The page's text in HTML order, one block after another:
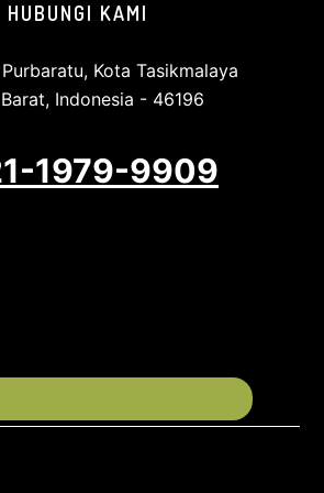
HUBUNGI KAMI
Kota Tasikmalaya
Indonesia - 46196
1979-9909